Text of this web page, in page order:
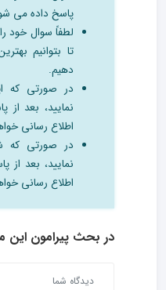
پاسخ داده می
لطفاً سوال خود
تا بتوانیم
دهیم.
در صورتی که
نمایید، بعد
اطلاع رسانی
در صورتی که
نمایید، بعد
اطلاع رسانی
در بحث‌ پیرامون این